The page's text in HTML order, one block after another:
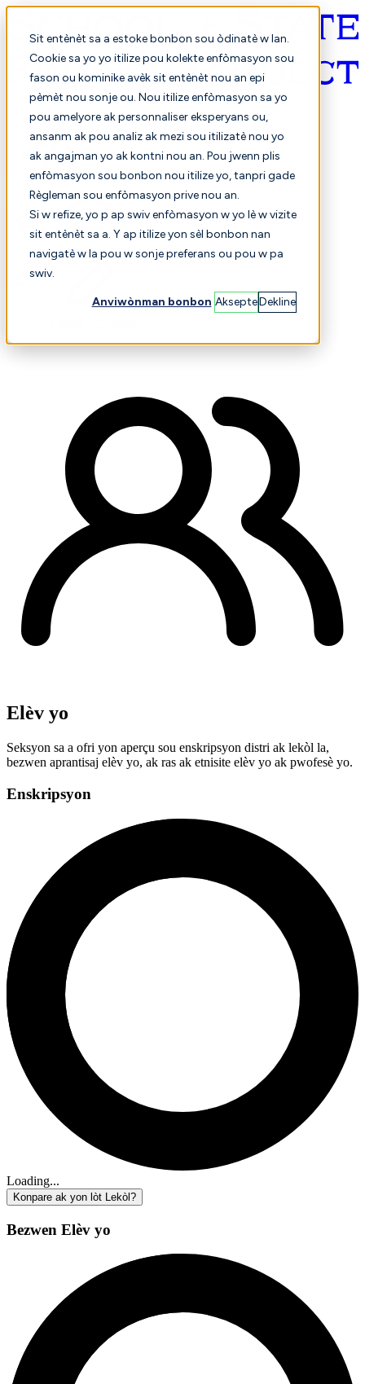
Sit entènèt sa a estoke bonbon sou òdinatè w lan.
Cookie sa yo yo itilize pou kolekte enfòmasyon sou
fason ou kominike avèk sit entènèt nou an epi
pèmèt nou sonje ou. Nou itilize enfòmasyon sa yo
pou amelyore ak personnaliser eksperyans ou,
ansanm ak pou analiz ak mezi sou itilizatè nou yo
ak angajman yo ak kontni nou an. Pou jwenn plis
enfòmasyon sou bonbon nou itilize yo, tanpri gade
Règleman sou enfòmasyon prive nou an.
Si w refize, yo p ap swiv enfòmasyon w yo lè w vizite
sit entènèt sa a. Y ap itilize yon sèl bonbon nan
navigatè w la pou w sonje preferans ou pou w pa
swiv.
Anviwònman bonbon AksepteDekline
Kreyòl ayisyen
Konparezon
Elèv yo
Seksyon sa a ofri yon aperçu sou enskripsyon distri ak lekòl la,
bezwen aprantisaj elèv yo, ak ras ak etnisite elèv yo ak pwofesè yo.
Enskripsyon
Loading...
Konpare ak yon lòt Lekòl?
Bezwen Elèv yo